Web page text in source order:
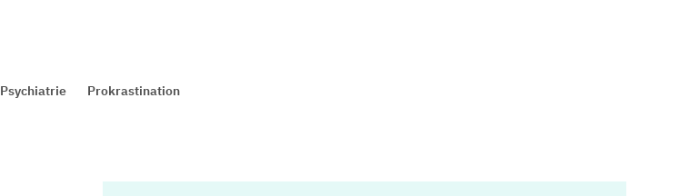
Psychiatrie Prokrastination